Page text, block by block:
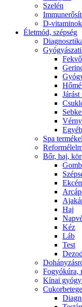
Szelén
D-vitaminok
Életmód, szépség
Spa
Bőr, haj,
Haj
Kéz
Láb
Test
Fogyókúra,
Kínai